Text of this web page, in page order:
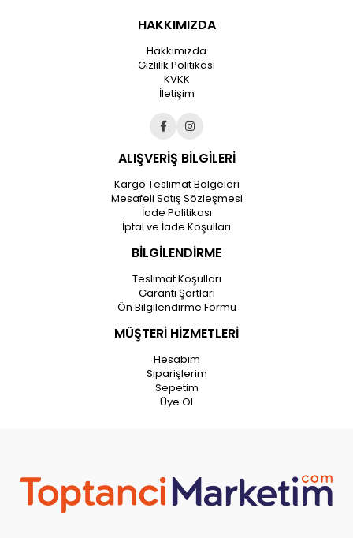
HAKKIMIZDA
Hakkımızda
Gizlilik Politikası
KVKK
İletişim
ALIŞVERİŞ BİLGİLERİ
Kargo Teslimat Bölgeleri
Mesafeli Satış Sözleşmesi
İade Politikası
İptal ve İade Koşulları
BİLGİLENDİRME
Teslimat Koşulları
Garanti Şartları
Ön Bilgilendirme Formu
MÜŞTERİ HİZMETLERİ
Hesabım
Siparişlerim
Sepetim
Üye Ol